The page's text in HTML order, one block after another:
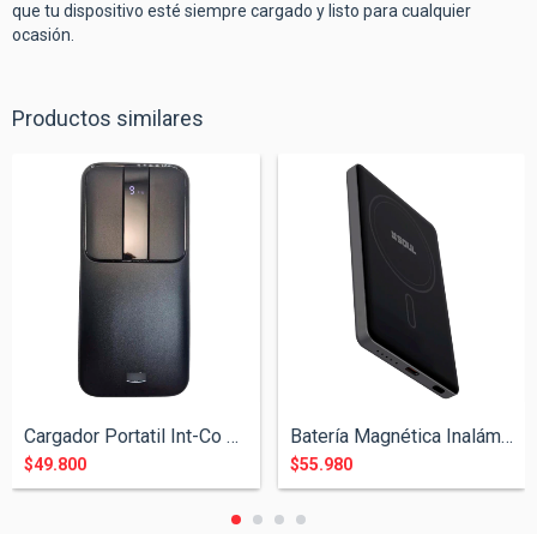
que tu dispositivo esté siempre cargado y listo para cualquier
ocasión.
Productos similares
Cargador Portatil Int-Co D100A 10.000 ma...
$49.800
Batería Magnética Inalámbrica Soul Class...
$55.980